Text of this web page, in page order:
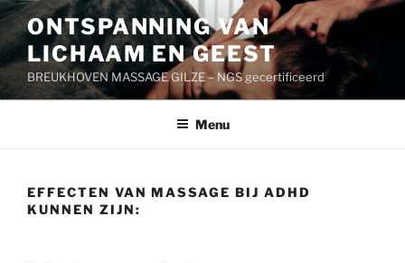
Ga
naar
de
inhoud
ONTSPANNING VAN
LICHAAM EN GEEST
BREUKHOVEN MASSAGE GILZE – NGS gecertificeerd
Menu
EFFECTEN VAN MASSAGE BIJ ADHD
KUNNEN ZIJN: